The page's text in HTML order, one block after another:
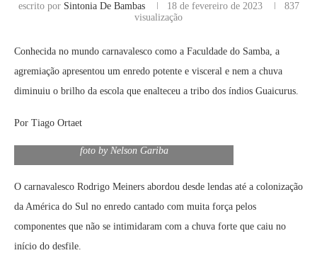
escrito por Sintonia De Bambas 18 de fevereiro de 2023
837
visualização
Conhecida no mundo carnavalesco como a Faculdade do Samba, a
agremiação apresentou um enredo potente e visceral e nem a chuva
diminuiu o brilho da escola que enalteceu a tribo dos índios Guaicurus.
Por Tiago Ortaet
foto by Nelson Gariba
O carnavalesco Rodrigo Meiners abordou desde lendas até a colonização
da América do Sul no enredo cantado com muita força pelos
componentes que não se intimidaram com a chuva forte que caiu no
início do desfile.